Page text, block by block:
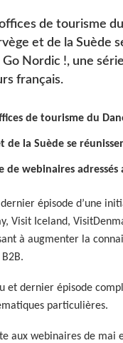
de tourisme
et de la Suède
Go Nordic !, une
français.
de tourisme du
de la Suède se
de webinaires
dernier épisode d’une
Visit Iceland,
à augmenter la
et dernier épisode
particulières.
aux webinaires de